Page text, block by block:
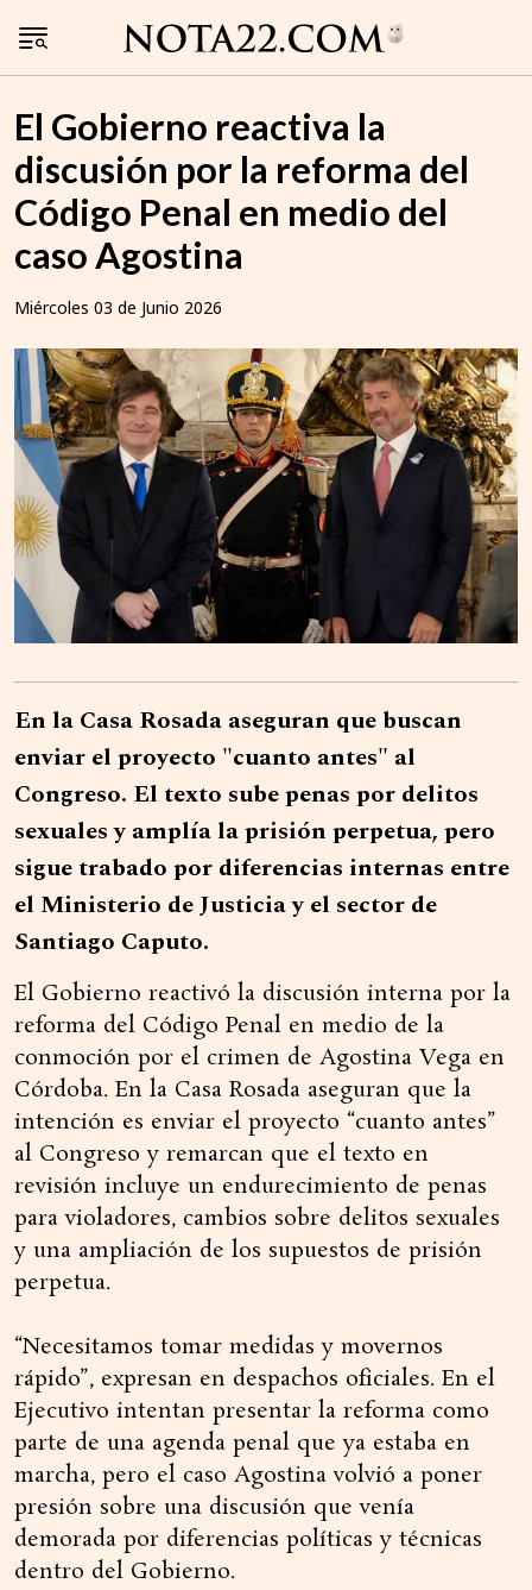
El Gobierno reactiva la
discusión por la reforma del
Código Penal en medio del
caso Agostina
Miércoles 03 de Junio 2026
En la Casa Rosada aseguran que buscan
enviar el proyecto "cuanto antes" al
Congreso. El texto sube penas por delitos
sexuales y amplía la prisión perpetua, pero
sigue trabado por diferencias internas entre
el Ministerio de Justicia y el sector de
Santiago Caputo.
El Gobierno reactivó la discusión interna por la
reforma del Código Penal en medio de la
conmoción por el crimen de Agostina Vega en
Córdoba. En la Casa Rosada aseguran que la
intención es enviar el proyecto “cuanto antes”
al Congreso y remarcan que el texto en
revisión incluye un endurecimiento de penas
para violadores, cambios sobre delitos sexuales
y una ampliación de los supuestos de prisión
perpetua.
“Necesitamos tomar medidas y movernos
rápido”, expresan en despachos oficiales. En el
Ejecutivo intentan presentar la reforma como
parte de una agenda penal que ya estaba en
marcha, pero el caso Agostina volvió a poner
presión sobre una discusión que venía
demorada por diferencias políticas y técnicas
dentro del Gobierno.